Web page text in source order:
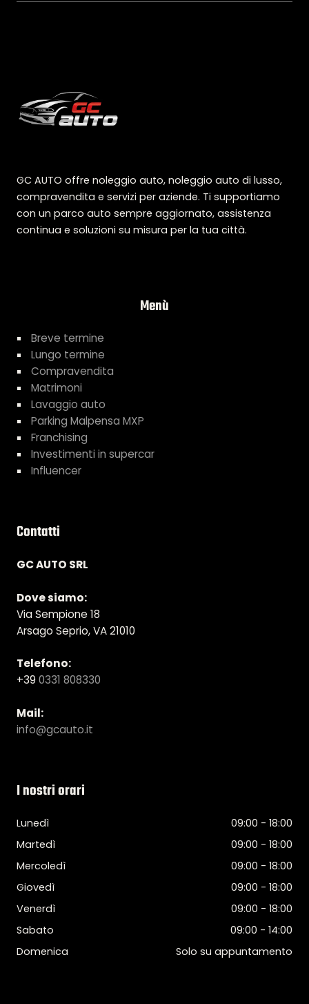
GC AUTO offre noleggio auto, noleggio auto di lusso,
compravendita e servizi per aziende. Ti supportiamo
con un parco auto sempre aggiornato, assistenza
continua e soluzioni su misura per la tua città.
Menù
Breve termine
Lungo termine
Compravendita
Matrimoni
Lavaggio auto
Parking Malpensa MXP
Franchising
Investimenti in supercar
Influencer
Contatti
GC AUTO SRL
Dove siamo:
Via Sempione 18
Arsago Seprio, VA 21010
Telefono:
+39 0331 808330
Mail:
info@gcauto.it
I nostri orari
Lunedì
09:00 - 18:00
Martedì
09:00 - 18:00
Mercoledì
09:00 - 18:00
Giovedì
09:00 - 18:00
Venerdì
09:00 - 18:00
Sabato
09:00 - 14:00
Domenica
Solo su appuntamento